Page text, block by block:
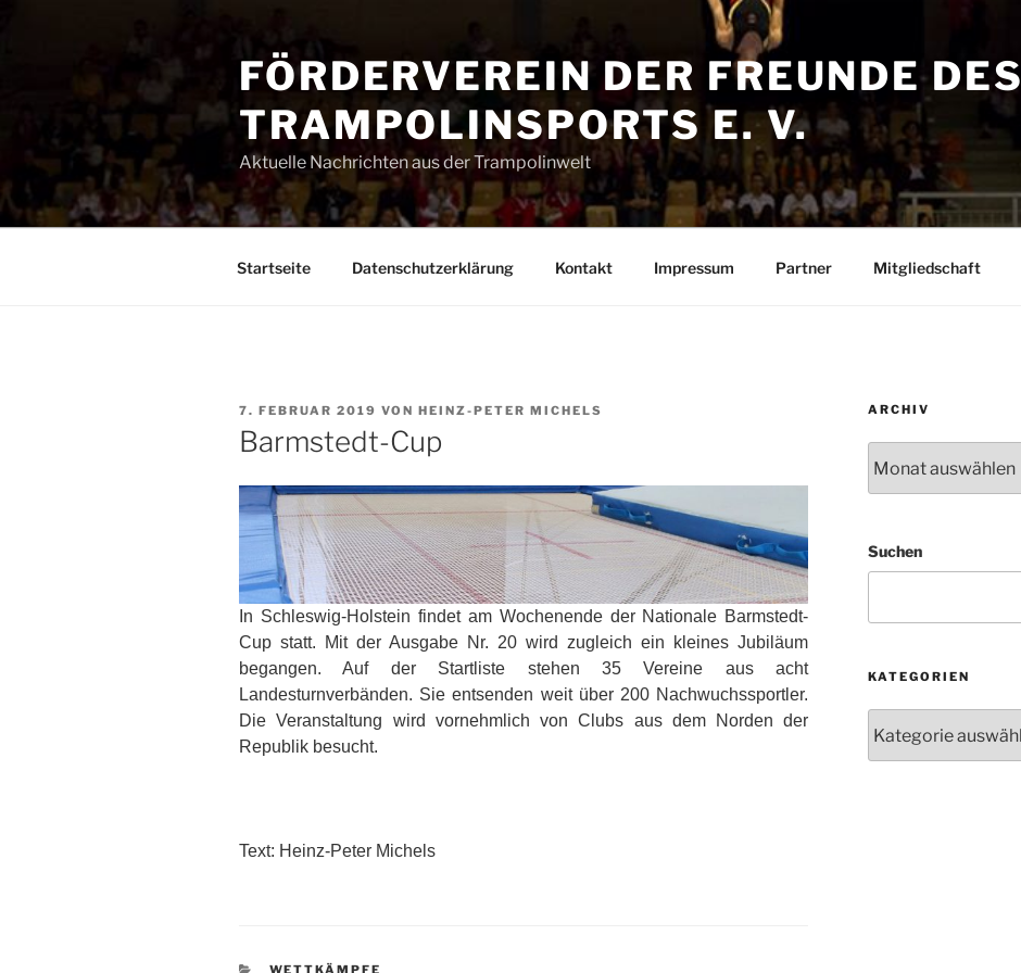
FÖRDERVEREIN DER FREUNDE DES
TRAMPOLINSPORTS E. V.
Aktuelle Nachrichten aus der Trampolinwelt
Startseite Datenschutzerklärung Kontakt Impressum Partner Mitgliedschaft
VERÖFFENTLICHT
AM
7. FEBRUAR 2019 VON HEINZ-PETER MICHELS
Barmstedt-Cup
In Schleswig-Holstein findet am Wochenende der Nationale Barmstedt-
Cup statt. Mit der Ausgabe Nr. 20 wird zugleich ein kleines Jubiläum
begangen. Auf der Startliste stehen 35 Vereine aus acht
Landesturnverbänden. Sie entsenden weit über 200 Nachwuchssportler.
Die Veranstaltung wird vornehmlich von Clubs aus dem Norden der
Republik besucht.
Text: Heinz-Peter Michels
KATEGORIEN
ARCHIV
Suchen
KATEGORIEN